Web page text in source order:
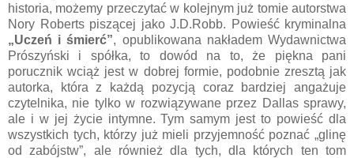
historia, możemy przeczytać w kolejnym już tomie autorstwa
Nory Roberts piszącej jako J.D.Robb. Powieść kryminalna
„Uczeń i śmierć”, opublikowana nakładem Wydawnictwa
Prószyński i spółka, to dowód na to, że piękna pani
porucznik wciąż jest w dobrej formie, podobnie zresztą jak
autorka, która z każdą pozycją coraz bardziej angażuje
czytelnika, nie tylko w rozwiązywane przez Dallas sprawy,
ale i w jej życie intymne. Tym samym jest to powieść dla
wszystkich tych, którzy już mieli przyjemność poznać „glinę
od zabójstw”, ale również dla tych, dla których ten tom